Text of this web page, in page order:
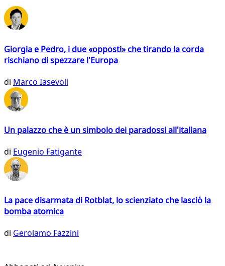
Giorgia e Pedro, i due «opposti» che tirando la corda
rischiano di spezzare l'Europa
di Marco Iasevoli
Un palazzo che è un simbolo dei paradossi all'italiana
di Eugenio Fatigante
La pace disarmata di Rotblat, lo scienziato che lasciò la
bomba atomica
di Gerolamo Fazzini